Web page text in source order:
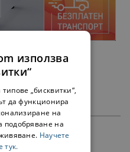
Н20П БЯЛА
използва
„бисквитки“,
да функционира
на
подобряване на
Научете
тук.